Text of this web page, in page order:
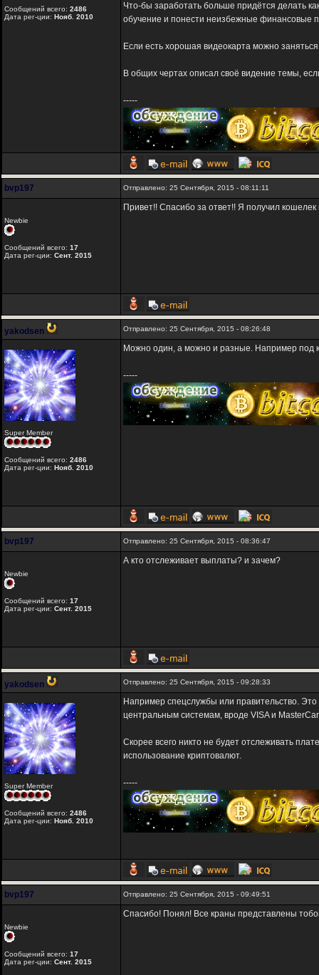
Сообщений всего: 2486
Дата рег-ции: Нояб. 2010
Что-бы заработать больше придётся делать
обучение и понести неизбежные финансовые
Если есть хорошая видеокарта можно
В общих чертах описал своё видение темы,
-----
bvp197 Отправлено: 25 Сентября, 2015 - 08:11:11
Newbie
Сообщений всего: 17
Дата рег-ции: Сент. 2015
Привет!! Спасибо за ответ!! Я получил
yakodsen Отправлено: 25 Сентября, 2015 - 08:26:48
Super Member
Сообщений всего: 2486
Дата рег-ции: Нояб. 2010
Можно один, а можно и разные. Например под
-----
bvp197 Отправлено: 25 Сентября, 2015 - 08:36:47
Newbie
Сообщений всего: 17
Дата рег-ции: Сент. 2015
А кто отслеживает выплаты? и зачем?
yakodsen Отправлено: 25 Сентября, 2015 - 09:28:33
Super Member
Сообщений всего: 2486
Дата рег-ции: Нояб. 2010
Например спецслужбы или правительство.
центральным системам, вроде VISA и
Скорее всего никто не будет отслеживать
использование криптовалют.
-----
bvp197 Отправлено: 25 Сентября, 2015 - 09:49:51
Newbie
Сообщений всего: 17
Дата рег-ции: Сент. 2015
Спасибо! Понял! Все краны представлены